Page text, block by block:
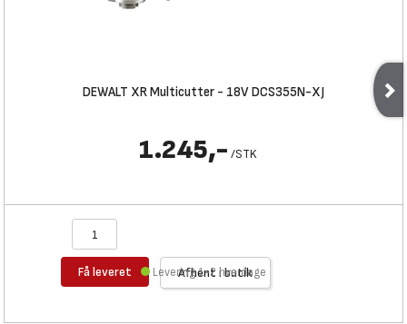
DEWALT XR Multicutter - 18V DCS355N-XJ
1.245,- /STK
Få leveret Afhent i butik
Levering 1-2 hverdage